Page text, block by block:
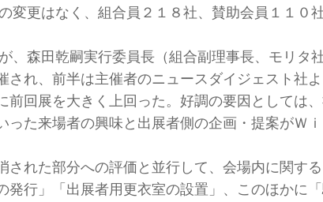
更はなく、組合員２１８社、賛助会員１１０
森田乾嗣実行委員長（組合副理事長、モリタ
れ、前半は主催者のニュースダイジェスト社
回展を大きく上回った。好調の要因としては
た来場者の興味と出展者側の企画・提案がＷ
れた部分への評価と並行して、会場内に関す
行」「出展者用更衣室の設置」、このほかに